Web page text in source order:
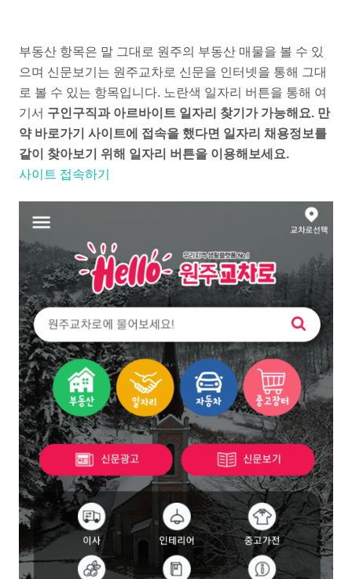
부동산 항목은 말 그대로 원주의 부동산 매물을 볼 수 있
으며 신문보기는 원주교차로 신문을 인터넷을 통해 그대
로 볼 수 있는 항목입니다. 노란색 일자리 버튼을 통해 여
기서 구인구직과 아르바이트 일자리 찾기가 가능해요. 만
약 바로가기 사이트에 접속을 했다면 일자리 채용정보를
같이 찾아보기 위해 일자리 버튼을 이용해보세요.
사이트 접속하기